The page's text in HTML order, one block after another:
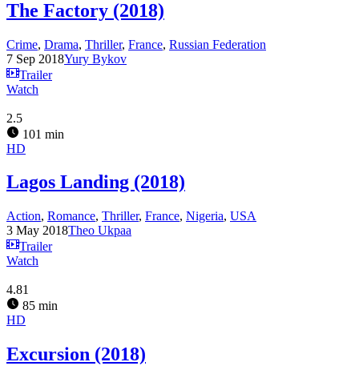
The Factory (2018)
Crime, Drama, Thriller, France, Russian Federation
7 Sep 2018Yury Bykov
Trailer
Watch
2.5
101 min
HD
Lagos Landing (2018)
Action, Romance, Thriller, France, Nigeria, USA
3 May 2018Theo Ukpaa
Trailer
Watch
4.81
85 min
HD
Excursion (2018)